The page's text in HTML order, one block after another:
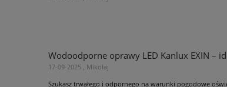
Wodoodporne oprawy LED Kanlux EXIN –
17-09-2025 , Mikołaj
Szukasz trwałego i odpornego na warunki pogodowe